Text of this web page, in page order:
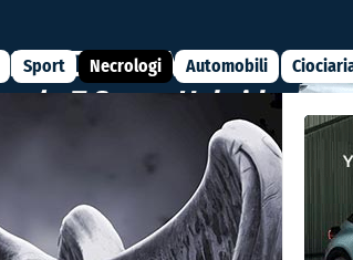
Sport Necrologi Automobili